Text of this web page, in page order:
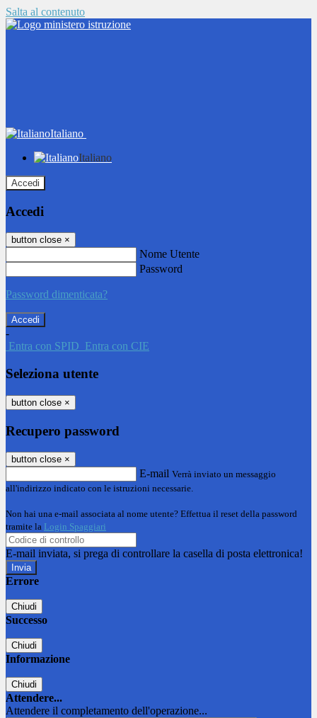
Salta al contenuto
Italiano
Italiano
Accedi
Accedi
button close ×
Nome Utente
Password
Password dimenticata?
-
Entra con SPID Entra con CIE
Seleziona utente
button close ×
Recupero password
button close ×
E-mail Verrà inviato un messaggio
all'indirizzo indicato con le istruzioni necessarie.
Non hai una e-mail associata al nome utente? Effettua il reset della password
tramite la Login Spaggiari
E-mail inviata, si prega di controllare la casella di posta elettronica!
Errore
Chiudi
Successo
Chiudi
Informazione
Chiudi
Attendere...
Attendere il completamento dell'operazione...